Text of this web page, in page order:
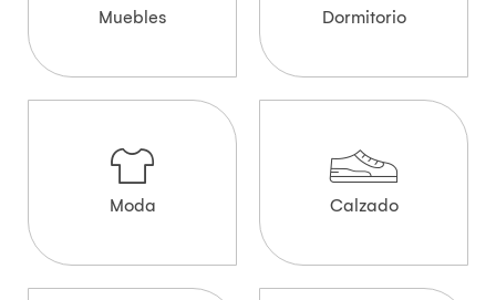
Muebles Dormitorio
Moda Calzado